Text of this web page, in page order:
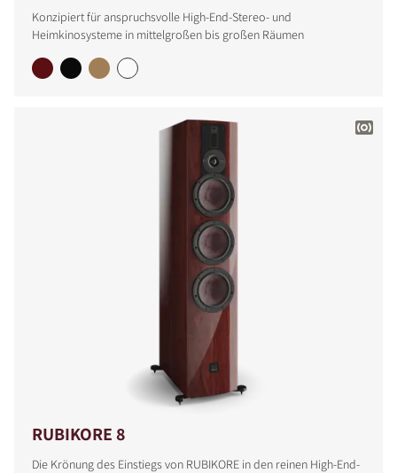
Konzipiert für anspruchsvolle High-End-Stereo- und
Heimkinosysteme in mittelgroßen bis großen Räumen
RUBIKORE 8
Die Krönung des Einstiegs von RUBIKORE in den reinen High-End-